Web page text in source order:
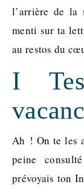
l’arrière de la
menti sur ta
au restos du
I
Ah ! On te les
peine
prévoyais ton